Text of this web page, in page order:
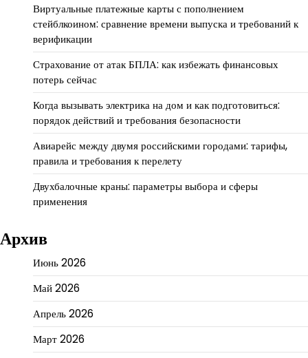
Виртуальные платежные карты с пополнением
стейблкоином: сравнение времени выпуска и требований к
верификации
Страхование от атак БПЛА: как избежать финансовых
потерь сейчас
Когда вызывать электрика на дом и как подготовиться:
порядок действий и требования безопасности
Авиарейс между двумя российскими городами: тарифы,
правила и требования к перелету
Двухбалочные краны: параметры выбора и сферы
применения
Архив
Июнь 2026
Май 2026
Апрель 2026
Март 2026